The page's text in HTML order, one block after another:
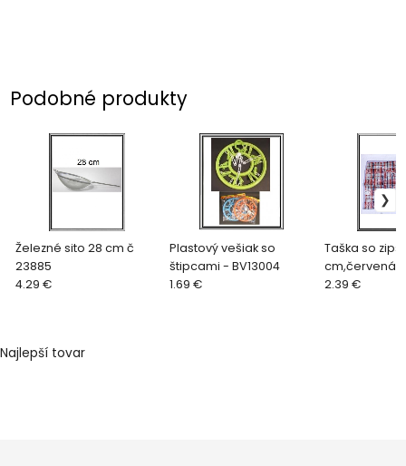
Podobné produkty
Železné sito 28 cm č
23885
4.29 €
Plastový vešiak so
štipcami - BV13004
1.69 €
Taška so
cm,červená
2.39 €
Najlepší tovar